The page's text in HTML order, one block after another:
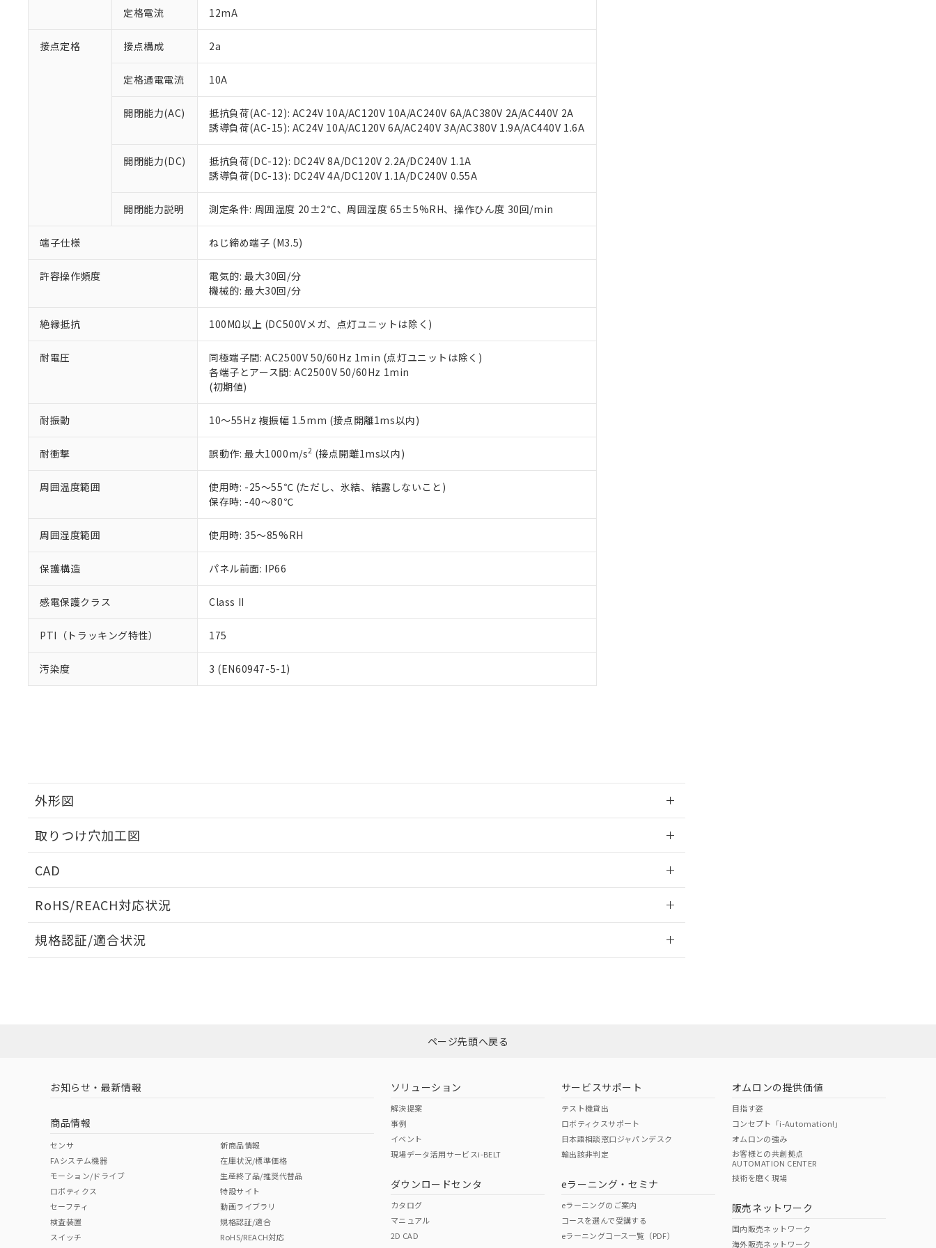
定格電流 12mA
接点定格 接点構成 2a
定格通電電流 10A
開閉能力(AC)
抵抗負荷(AC-12): AC24V 10A/AC120V 10A/AC240V 6A/AC380V 2A/AC440V 2A
誘導負荷(AC-15): AC24V 10A/AC120V 6A/AC240V 3A/AC380V 1.9A/AC440V 1.6A
開閉能力(DC)
抵抗負荷(DC-12): DC24V 8A/DC120V 2.2A/DC240V 1.1A
誘導負荷(DC-13): DC24V 4A/DC120V 1.1A/DC240V 0.55A
開閉能力説明 測定条件: 周囲温度 20±2℃、周囲湿度 65±5%RH、操作ひん度 30回/min
端子仕様 ねじ締め端子 (M3.5)
許容操作頻度
電気的: 最大30回/分
機械的: 最大30回/分
絶縁抵抗 100MΩ以上 (DC500Vメガ、点灯ユニットは除く)
耐電圧
同極端子間: AC2500V 50/60Hz 1min (点灯ユニットは除く)
各端子とアース間: AC2500V 50/60Hz 1min
(初期値)
耐振動 10～55Hz 複振幅 1.5mm (接点開離1ms以内)
耐衝撃 誤動作: 最大1000m/s2 (接点開離1ms以内)
周囲温度範囲
使用時: -25～55℃ (ただし、氷結、結露しないこと)
保存時: -40～80℃
周囲湿度範囲 使用時: 35～85%RH
保護構造 パネル前面: IP66
感電保護クラス Class II
PTI（トラッキング特性） 175
汚染度 3 (EN60947-5-1)
外形図
取りつけ穴加工図
CAD
RoHS/REACH対応状況
EU RoHS 注意事項・凡例
ダウンロードはこちら
中国 RoHS 注意事項・凡例
中国 RoHS表
Pb Hg Cr(VI)
O O
規格認証/適合状況
い。
正式な納期状況および標準価格はお客様のお取引先、またはお客様担当のオムロン制御機器販売店・
当社販売員にご相談ください。
オムロン制御機器販売店や当社販売拠点は「販売ネットワーク
」をご確認ください。
在庫状況および標準価格結果を当社の事前の承諾なく第三者に漏洩または開示しないようお願いしま
す。
マイパーツ機能（部品リスト作成サービス）をご利用いただくには、I-Webメンバーズにご登録され
お客様が当ウェブサイト上で当社にご登録された部品リストについて、当社および当社の共同利用者
が、当社の製品・サービスに関するお客様との取引・商談に必要な範囲で利用することをご了承くだ
さい。
※当社の共同利用者とは、"個人情報の共同利用に関して"
の「1.共同利用者の範囲」に記載されて
いる法人を指します。
但し、RoHS指令で産業用監視および制御機器に対する適用除外項目は除く。
※2 対応予定月
部品在庫の切り替え状況などにより、予定月が前後することがあります。
※3 非含有証明書ダウンロード
下記の非含有証明書をダウンロードすることができます。
EU RoHS指令（10物質）の非含有証明書
51物質の非含有証明書（当社基準）
※本証明書は発行日時点で非含有を証明するもので、過去に遡って非含有を証明するものではありません。
また、RoHS指令のフタル酸エステル類４物質の対応では、対応完了までの期間は出荷製品に未対応品が
混在することから備考欄に対応日を記載しておりました。
既に当社にて対応品への在庫切替を完了していることから、特段のことがない限り、2022年1月12日よ
り割愛しております。
「○」：最大均質材料含有率が中国RoHSの基準値以下であることを示します。
「×」：最大均質材料含有率が中国RoHSの基準値を超えていることを示します。
*中国RoHS10物質の基準値 (GB/T26572)：
Pb(鉛) :1000ppm、 Hg(水銀) : 1000ppm、 Cd(カドミウム) : 100ppm、
Cr(Ⅵ)(六価クロム) : 1000ppm、 PBBs(ポリ臭化ビフェニル類) : 1000ppm、 PBDEs(ポリ臭化ジフェニルエーテル類) : 1000ppm、
DBP(フタル酸ジブチル) : 1000ppm、 DIBP(フタル酸ジイソブチル) : 1000ppm、 BBP(フタル酸ブチルベンジル) : 1000ppm、
DEHP(フタル酸ビス(2-エチルヘキシル)) : 1000ppm
※2 環境保護使用期限
「ｅ」：有害物質（10物質）のすべてが基準値以下であることを示します。
「10」：通常の使用状況下において有害物質が外部に漏えいし、環境に深刻な影響を及ぼさない年数を意
味します。
当社は、これら貴社製品のうち、外国為替および外国貿易法に定める商品（以下｢規制貨物等」とい
当社は貴社製品を、核兵器、ミサイル、化学兵器、生物兵器またはその他武器並びにこれらの製造装
置等に一切使用いたしません。
当社は、貴社製品を第三者に販売する場合は、上記1、2および3の内容を当該第三者に通知します。
また当社は、販売先および販売に係わる関係者が違法に輸出するおそれがある場合は、取り引きをい
たしません。
号
○ 一定数以上の在庫あり
△ 一定数には満たないが在庫あり
－
在庫なし(最新の在庫状況については、お客様のお取引先、またはお客様担当のオムロン制御
機器販売店・当社販売員にご確認ください)
空
白
受注生産機種、また在庫状況の情報を公開していない機種
ページ先頭へ戻る
お知らせ・最新情報
商品情報
センサ
FAシステム機器
モーション/ドライブ
ロボティクス
セーフティ
検査装置
スイッチ
新商品情報
在庫状況/標準価格
生産終了品/推奨代替品
特設サイト
動画ライブラリ
規格認証/適合
RoHS/REACH対応
ソリューション
解決提案
事例
イベント
現場データ活用サービスi-BELT
ダウンロードセンタ
カタログ
マニュアル
2D CAD
サービスサポート
テスト機貸出
ロボティクスサポート
日本語相談窓口ジャパンデスク
輸出該非判定
eラーニング・セミナ
eラーニングのご案内
コースを選んで受講する
eラーニングコース一覧（PDF）
オムロンの提供価値
目指す姿
コンセプト「i-Automation!」
オムロンの強み
お客様との共創拠点
AUTOMATION CENTER
技術を磨く現場
販売ネットワーク
国内販売ネットワーク
海外販売ネットワーク